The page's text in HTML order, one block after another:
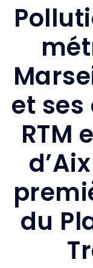
et
RTM
du